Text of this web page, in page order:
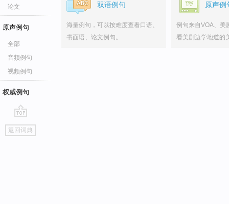
论文
原声例句
全部
音频例句
视频例句
权威例句
go
top
返回词典
双语例句
海量例句，可以按难度查看口语、
书面语、论文例句。
原声例
例句来自VOA、美
看美剧边学地道的